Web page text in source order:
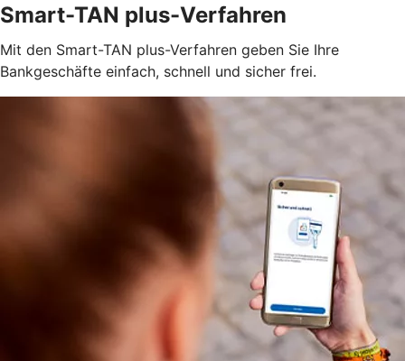
Smart-TAN plus-Verfahren
Mit den Smart-TAN plus-Verfahren geben Sie Ihre
Bankgeschäfte einfach, schnell und sicher frei.